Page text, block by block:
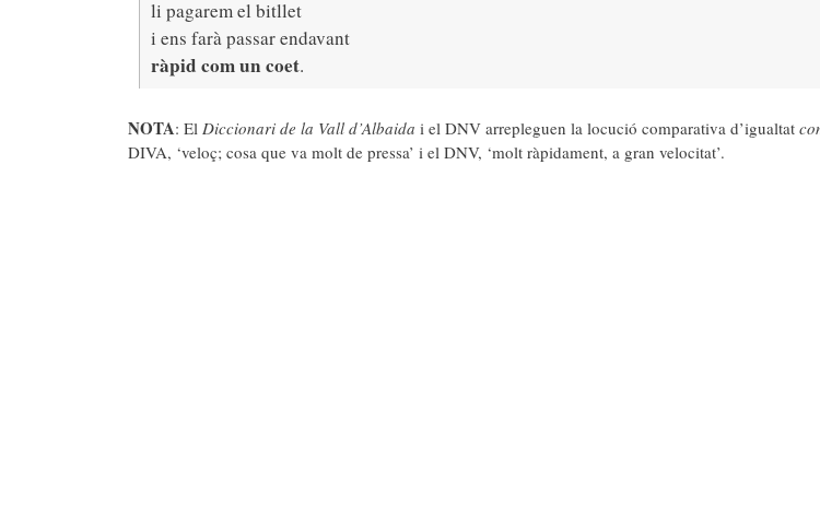
li pagarem el bitllet
i ens farà passar endavant
ràpid com un coet.
NOTA: El Diccionari de la Vall d’Albaida i el DNV arrepleguen la locució comparativa d’igualtat
DIVA, ‘veloç; cosa que va molt de pressa’ i el DNV, ‘molt ràpidament, a gran velocitat’.